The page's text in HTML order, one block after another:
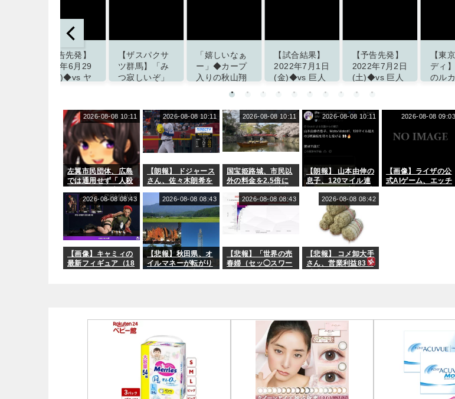
【試合結果】
2022年7月1日
(金)◆vs 巨人
ダスタジアム)
掲載サイト「ず
っとこいぐみ」
【予告先発】
2022年7月2日
(土)◆vs 巨人
掲載サイト「ず
っとこいぐみ」
【東京ヴェル
ディ】「東国
のルカクｷﾀー
東京国際大
来季加入内定
さんと勝利を
分かち合える
ように」
【ザスパクサ
ツ群馬】「み
つ寂しいぞ」
VONDS市原
FCに期限付き
移籍すること
を発表「選手
として前向き
にチャレンジ
をしていきた
い」
掲載サイト「J２
サッカー通信」
「嬉しいなぁ
ー」◆カープ
入りの秋山翔
への入団に
「暴れてくだ
さい」とのお
願いも
掲載サイト「ず
っとこいぐみ」
左翼市民団体、広島
では通用せず「人殺
土を踏むな！」→広
島県民「お前らの方
が汚いんじゃ！」
「ワシらが広島県民
じゃ」
2026-08-08 10:11
【朗報】 ドジャース
さん、佐々木朗希を
ｗｗｗｗｗｗｗ
2026-08-08 10:11
国宝姫路城、市民以
外の料金を2.5倍に
数、前年同期比
92,000人減、収入は
前年同期比2.1倍に
2026-08-08 10:11
【朗報】 山本由伸の
息子、120マイル連
2026-08-08 10:11
【画像】ライザの公
式AIゲーム、エッチ
2026-08-08 09:03
【画像】キャミィの
最新フィギュア（18
2026-08-08 08:43
【悲報】秋田県、オ
イルマネーが転がり
2026-08-08 08:43
【悲報】「世界の売
春婦（セッ◯スワー
2026-08-08 08:43
【悲報】 コメ卸大手
さん、営業利益83％
2026-08-08 08:42